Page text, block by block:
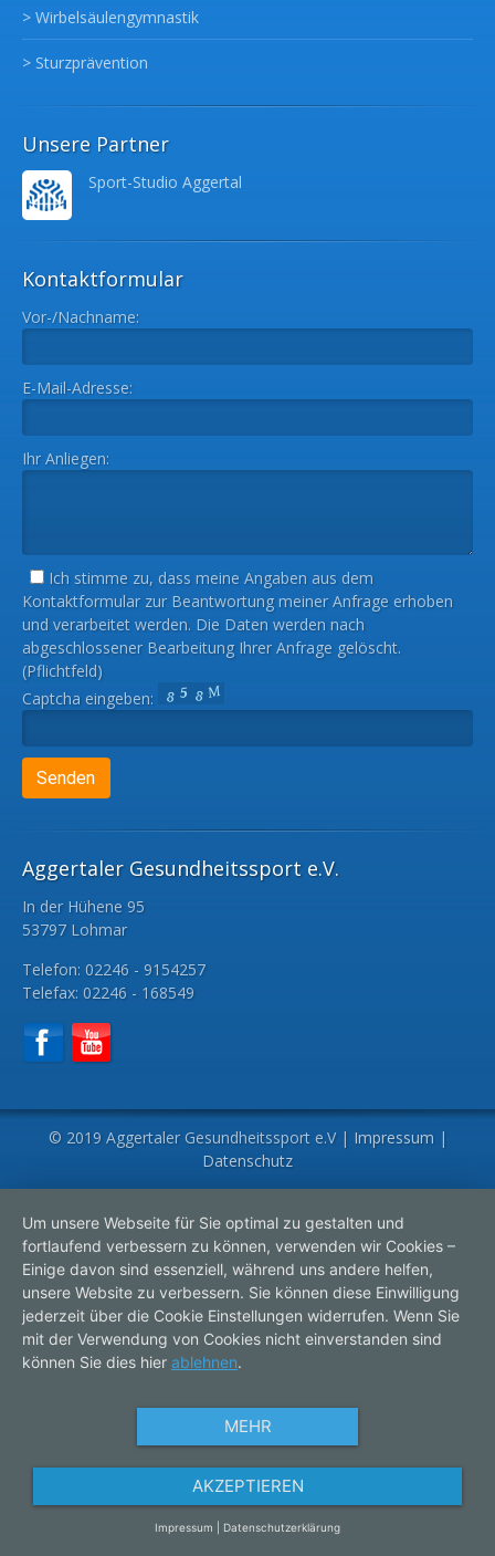
> Wirbelsäulengymnastik
> Sturzprävention
Unsere Partner
Sport-Studio Aggertal
Kontaktformular
Vor-/Nachname:
E-Mail-Adresse:
Ihr Anliegen:
Ich stimme zu, dass meine Angaben aus dem
Kontaktformular zur Beantwortung meiner Anfrage erhoben
und verarbeitet werden. Die Daten werden nach
abgeschlossener Bearbeitung Ihrer Anfrage gelöscht.
(Pflichtfeld)
Captcha eingeben:
Aggertaler Gesundheitssport e.V.
In der Hühene 95
53797 Lohmar
Telefon: 02246 - 9154257
Telefax: 02246 - 168549
© 2019 Aggertaler Gesundheitssport e.V | Impressum|
Datenschutz
Um unsere Webseite für Sie optimal zu gestalten und
fortlaufend verbessern zu können, verwenden wir Cookies –
Einige davon sind essenziell, während uns andere helfen,
unsere Website zu verbessern. Sie können diese Einwilligung
jederzeit über die Cookie Einstellungen widerrufen. Wenn Sie
mit der Verwendung von Cookies nicht einverstanden sind
können Sie dies hier ablehnen.
AKZEPTIEREN
MEHR
Impressum Datenschutzerklärung